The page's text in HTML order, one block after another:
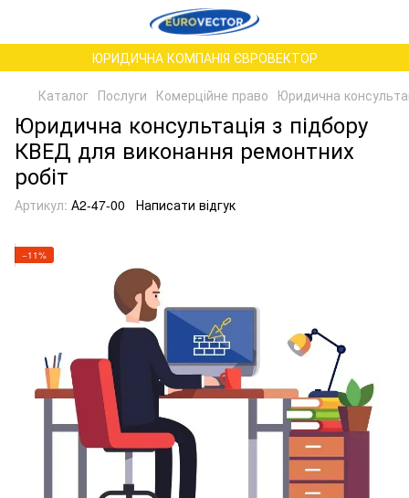
ЮРИДИЧНА КОМПАНІЯ ЄВРОВЕКТОР
Каталог Послуги Комерційне право Юридична
Юридична консультація з підбору
КВЕД для виконання ремонтних
робіт
Артикул: А2-47-00 Написати відгук
−11%